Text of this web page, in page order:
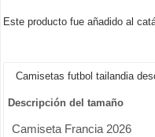
Este producto fue añadido al
Camisetas futbol tailandia
Descripción del tamaño
Camiseta Francia 2026